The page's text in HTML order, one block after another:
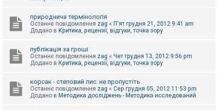
природнича термінологія
Останнє повідомлення zag « П'ят грудня 21, 2012 9:41 am
Додано в Критика, рецензії, відгуки, точка зору
публікація за гроші
Останнє повідомлення zag « Чет грудня 13, 2012 9:56 pm
Додано в Критика, рецензії, відгуки, точка зору
корсак - степовий лис: не пропустіть
Останнє повідомлення zag « Сер грудня 05, 2012 11:53 pm
Додано в Методика досліджень - Методика исследований